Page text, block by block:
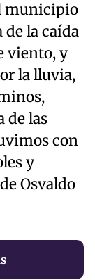
municipio
la caída
viento, y
la lluvia,
de las
con
y
Osvaldo